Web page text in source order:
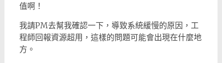
值啊！
我請PM去幫我確認一下，導致系統緩慢的原因，工
程師回報資源超用，這樣的問題可能會出現在什麼地
方。